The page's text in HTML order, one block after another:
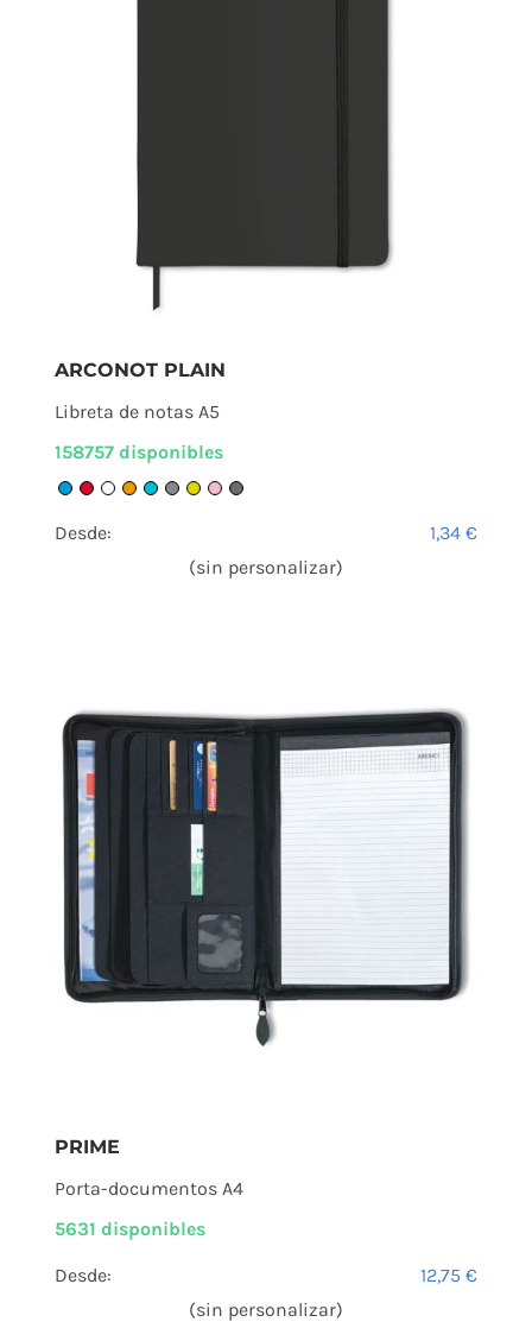
ARCONOT PLAIN
Libreta de notas A5
158757 disponibles
Desde: 1,34€
(sin personalizar)
PRIME
Porta-documentos A4
5631 disponibles
Desde: 12,75€
(sin personalizar)